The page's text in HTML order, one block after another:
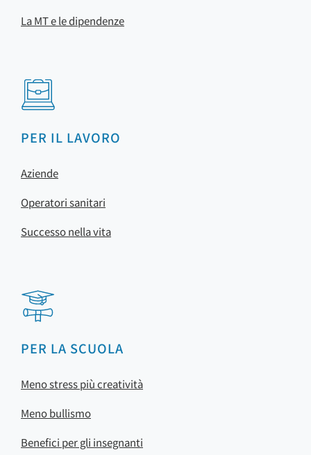
La MT e le dipendenze
PER IL LAVORO
Aziende
Operatori sanitari
Successo nella vita
PER LA SCUOLA
Meno stress più creatività
Meno bullismo
Benefici per gli insegnanti